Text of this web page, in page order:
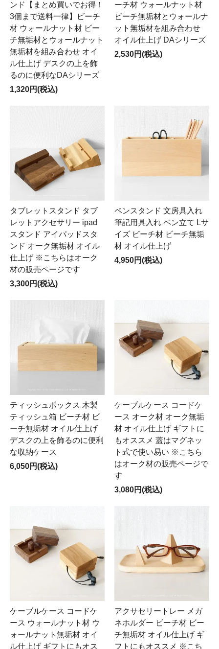
ンド【まとめ買いでお得！
3個まで送料一律】ビーチ
材 ウォールナット材 ビー
チ無垢材とウォールナット
無垢材を組み合わせ オイ
ル仕上げ デスクの上を飾
るのに便利なDAシリーズ
1,320円(税込)
ーチ材 ウォールナット材
ビーチ無垢材とウォールナ
ット無垢材を組み合わせ
オイル仕上げ DAシリーズ
2,530円(税込)
タブレットスタンド タブ
レットアクセサリー ipad
スタンド アイパッドスタ
ンド オーク無垢材 オイル
仕上げ ※こちらはオーク
材の販売ページです
3,300円(税込)
ペンスタンド 文房具入れ
筆記用具入れ ペン立て Lサ
イズ ビーチ材 ビーチ無垢
材 オイル仕上げ
4,950円(税込)
ティッシュボックス 木製
ティッシュ箱 ビーチ材 ビ
ーチ無垢材 オイル仕上げ
デスクの上を飾るのに便利
な収納ケース
6,050円(税込)
ケーブルケース コードケ
ース オーク材 オーク無垢
材 オイル仕上げ ギフトに
もオススメ 蓋はマグネッ
ト式で使い易い ※こちら
はオーク材の販売ページで
す
3,080円(税込)
ケーブルケース コードケ
ース ウォールナット材 ウ
ォールナット無垢材 オイ
ル仕上げ ギフトにもオス
アクサセリートレー メガ
ネホルダー ビーチ材 ビー
チ無垢材 オイル仕上げ ギ
フトにもオススメ ※こち